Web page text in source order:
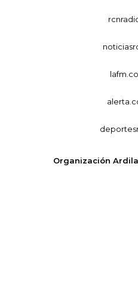
Organización